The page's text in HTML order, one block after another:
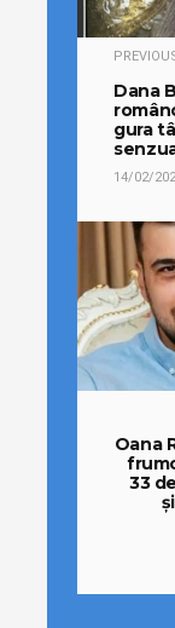
Dana
gura
14/02/
Oana
33